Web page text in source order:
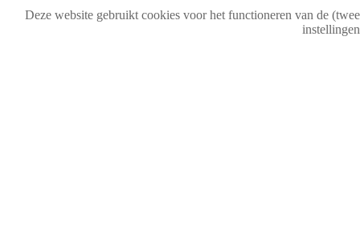
Deze website gebruikt cookies voor het functioneren van de